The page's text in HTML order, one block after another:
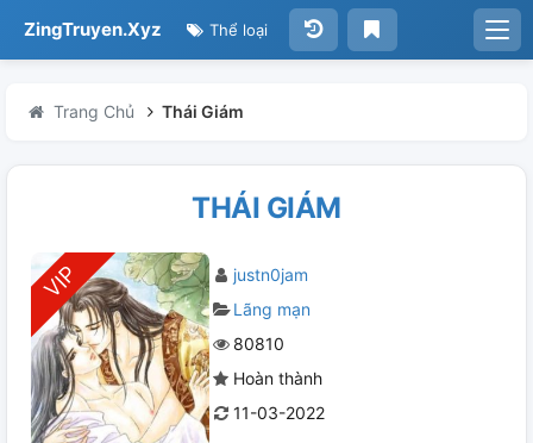
ZingTruyen.Xyz Thể loại
Trang Chủ Thái Giám
THÁI GIÁM
justn0jam
Lãng mạn
80810
Hoàn thành
11-03-2022